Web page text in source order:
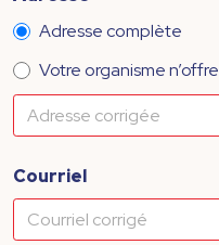
Adresse complète
Votre organisme n’offre
Courriel